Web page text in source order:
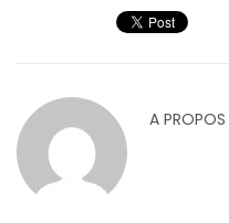
A PROPOS